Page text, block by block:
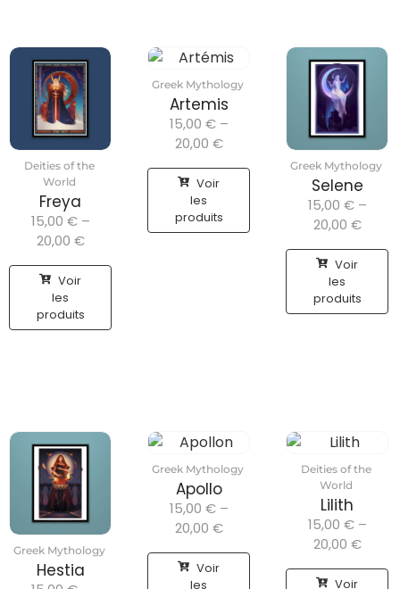
Deities of the
World
Freya
15,00 € –
20,00 €
Voir
les
produits
Greek Mythology
Artemis
15,00 € –
20,00 €
Voir
les
produits
Greek Mythology
Selene
15,00 € –
20,00 €
Voir
les
produits
Greek Mythology
Hestia
Greek Mythology
Apollo
15,00 € –
20,00 €
Voir
les
Deities of the
World
Lilith
15,00 € –
20,00 €
Voir